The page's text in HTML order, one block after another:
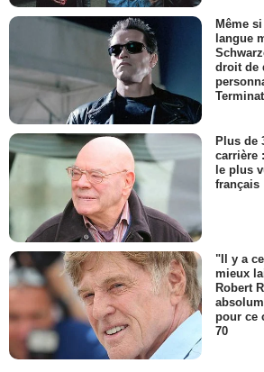
Même
langue
droit de
Plus de
carrière
le plus
français
"Il y a
mieux
Robert
pour ce
70